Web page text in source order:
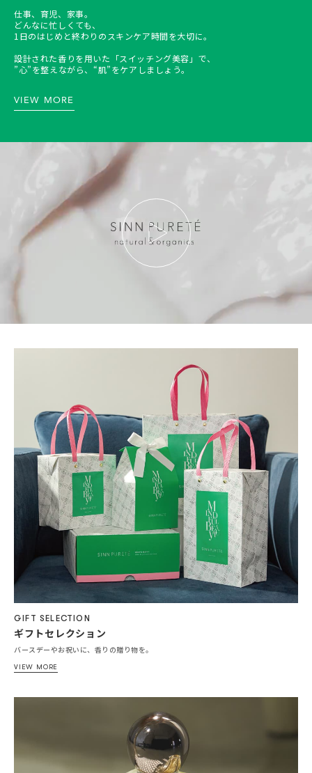
仕事、育児、家事。
どんなに忙しくても、
1日のはじめと終わりのスキンケア時間を大切に。
設計された香りを用いた「スイッチング美容」で、
”心”を整えながら、“肌”をケアしましょう。
VIEW MORE
GIFT SELECTION
ギフトセレクション
バースデーやお祝いに、香りの贈り物を。
VIEW MORE